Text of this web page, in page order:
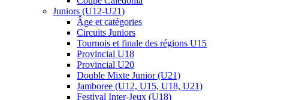
Juniors (U12-U21)
Âge et catégories
Circuits Juniors
Tournois et finale des régions U15
Provincial U18
Provincial U20
Double Mixte Junior (U21)
Jamboree (U12, U15, U18, U21)
Festival Inter-Jeux (U18)